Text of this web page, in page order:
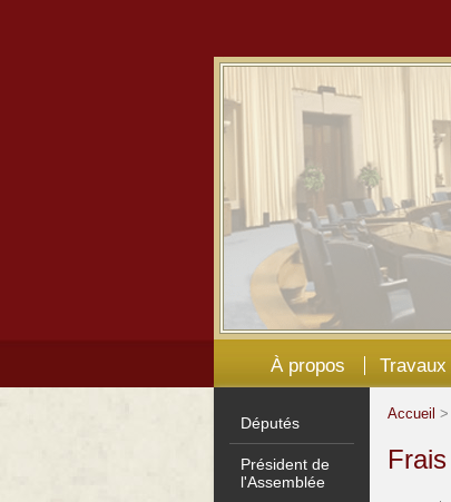
À propos
Députés
Président de
l'Assemblée
Accueil >